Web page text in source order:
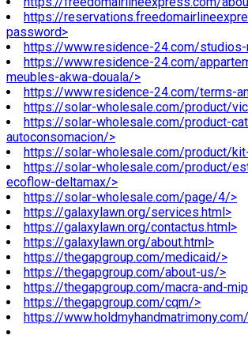
https://
password>
https://www.residence-24.com/
https://www.residence-24.com/
meubles-akwa-douala/>
https://www.residence-24.com/terms-
https://solar-wholesale.com/product/
https://solar-wholesale.com/product-
autoconsomacion/>
https://solar-wholesale.com/product/
https://solar-wholesale.com/product/
ecoflow-deltamax/>
https://solar-wholesale.com/page/4/>
https://galaxylawn.org/services.html>
https://galaxylawn.org/contactus.html>
https://galaxylawn.org/about.html>
https://thegapgroup.com/medicaid/>
https://thegapgroup.com/about-us/>
https://thegapgroup.com/macra-and-
https://thegapgroup.com/cqm/>
https://